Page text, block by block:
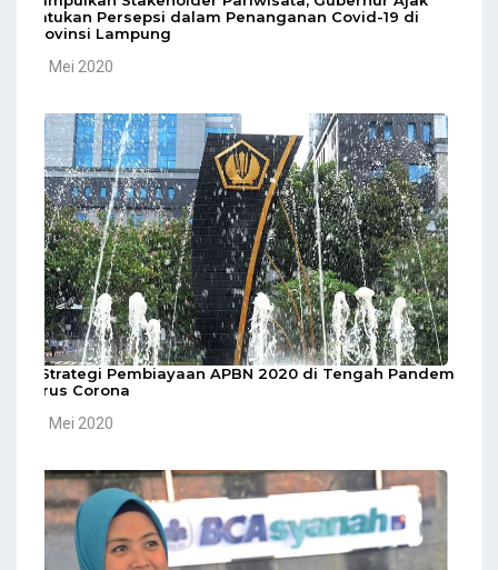
Satukan Persepsi dalam Penanganan Covid-19 di
Provinsi Lampung
10 Mei 2020
5 Strategi Pembiayaan APBN 2020 di Tengah Pandemi
Virus Corona
10 Mei 2020